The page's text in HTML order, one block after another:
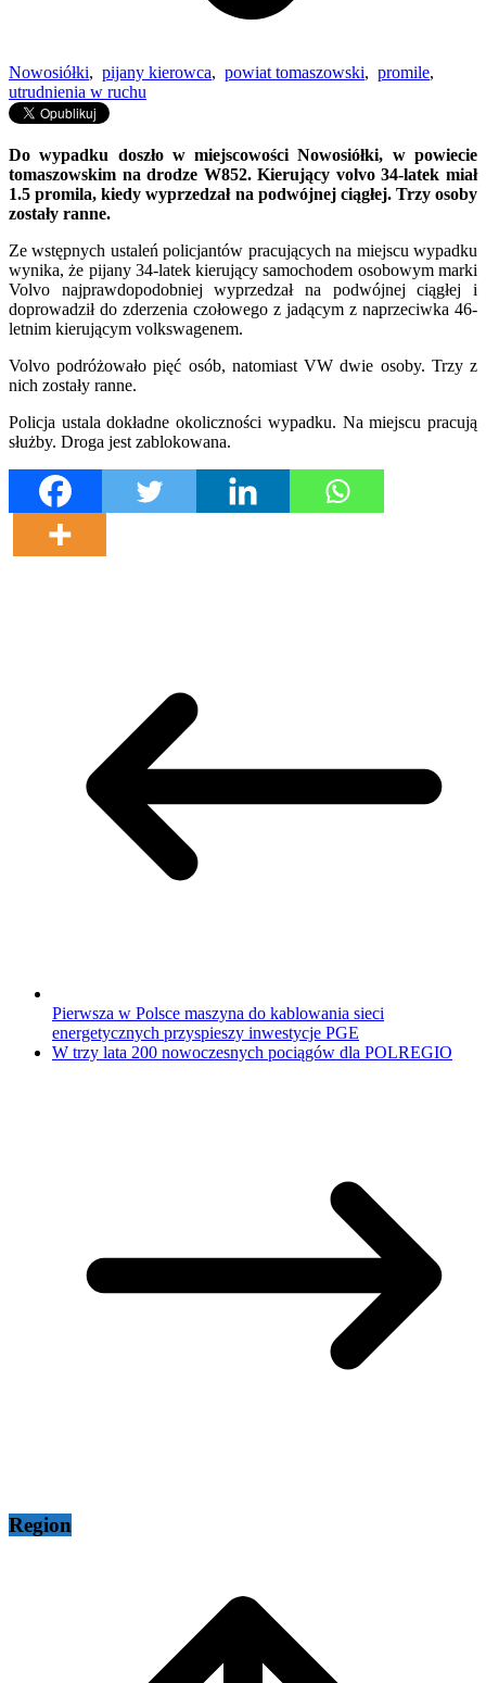
Nowosiółki, pijany kierowca, powiat tomaszowski, promile,
utrudnienia w ruchu
Do wypadku doszło w miejscowości Nowosiółki, w powiecie
tomaszowskim na drodze W852. Kierujący volvo 34-latek miał
1.5 promila, kiedy wyprzedzał na podwójnej ciągłej. Trzy osoby
zostały ranne.
Ze wstępnych ustaleń policjantów pracujących na miejscu wypadku
wynika, że pijany 34-latek kierujący samochodem osobowym marki
Volvo najprawdopodobniej wyprzedzał na podwójnej ciągłej i
doprowadził do zderzenia czołowego z jadącym z naprzeciwka 46-
letnim kierującym volkswagenem.
Volvo podróżowało pięć osób, natomiast VW dwie osoby. Trzy z
nich zostały ranne.
Policja ustala dokładne okoliczności wypadku. Na miejscu pracują
służby. Droga jest zablokowana.
Pierwsza w Polsce maszyna do kablowania sieci
energetycznych przyspieszy inwestycje PGE
W trzy lata 200 nowoczesnych pociągów dla POLREGIO
Region